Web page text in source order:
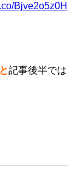
Bjve2o5z0H
記事後半では